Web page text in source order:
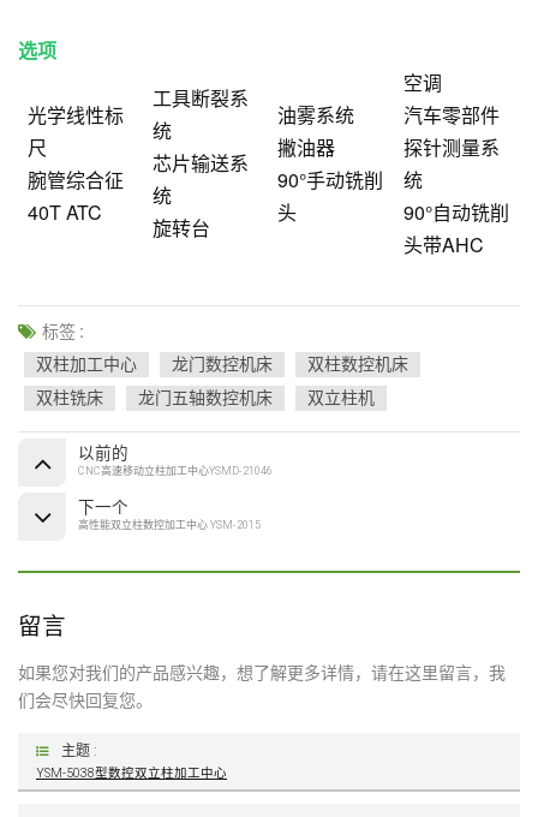
选项
光学线性标
尺
腕管综合征
40T ATC
工具断裂系
统
芯片输送系
统
旋转台
油雾系统
撇油器
90°手动铣削
头
空调
汽车零部件
探针测量系
统
90°自动铣削
头带AHC
标签 :
双柱加工中心
龙门数控机床
双柱数控机床
双柱铣床
龙门五轴数控机床 双立柱机
以前的
CNC高速移动立柱加工中心YSMD-21046
下一个
高性能双立柱数控加工中心 YSM-2015
留言
如果您对我们的产品感兴趣，想了解更多详情，请在这里留言，我
们会尽快回复您。
主题 :
YSM-5038型数控双立柱加工中心